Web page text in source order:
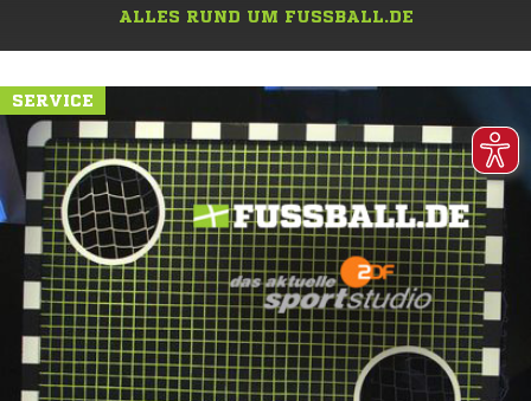
ALLES RUND UM FUSSBALL.DE
SERVICE